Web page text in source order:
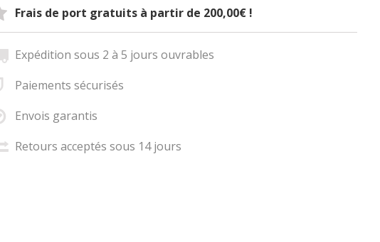
Frais de port gratuits à partir de 200,00€ !
Expédition sous 2 à 5 jours ouvrables
Paiements sécurisés
Envois garantis
Retours acceptés sous 14 jours